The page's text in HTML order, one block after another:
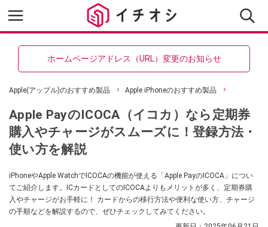
ホームページアドレス（URL）変更のお知らせ
Apple(アップル)のおすすめ製品 Apple iPhoneのおすすめ製品
Apple PayのICOCA（イコカ）なら定期券
購入やチャージがスムーズに！登録方法・
使い方を解説
iPhoneやApple WatchでICOCAの機能が使える「Apple PayのICOCA」につい
てご紹介します。ICカードとしてのICOCAよりもメリットが多く、定期券購
入やチャージがお手軽に！ カードからの移行方法や便利な使い方、チャージ
の手順などを解説するので、ぜひチェックしてみてください。